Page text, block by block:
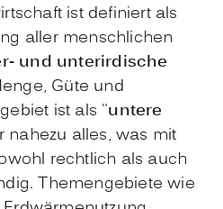
ist definiert als
aller menschlichen
und unterirdische
Güte und
ist als "untere
nahezu alles, was mit
rechtlich als auch
Themengebiete wie